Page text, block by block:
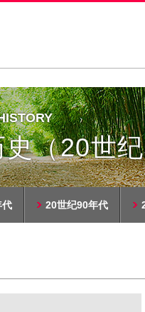
史（20世
20世纪90年代